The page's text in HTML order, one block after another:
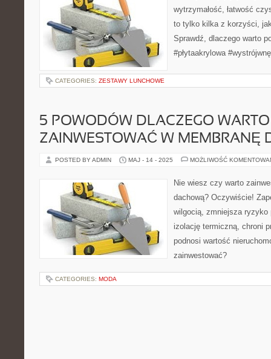
wytrzymałość, łatwość
to tylko kilka z korzyści,
Sprawdź, dlaczego warto
#płytaakrylowa
CATEGORIES: ZESTAWY LUNCHOWE
5 POWODÓW DLACZEGO WARTO
ZAINWESTOWAĆ W MEMBRANĘ
POSTED BY ADMIN MAJ - 14 - 2025 MOŻLIWOŚĆ
Nie wiesz czy warto
dachową? Oczywiście!
wilgocią, zmniejsza ryzyko
izolację termiczną, chroni
podnosi wartość
zainwestować?
CATEGORIES: MODA